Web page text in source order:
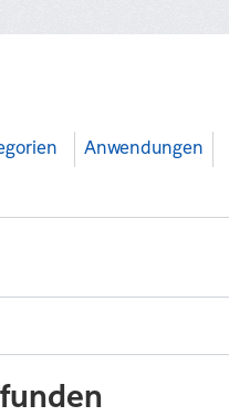
Anwendungen